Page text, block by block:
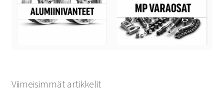
Viimeisimmät artikkelit